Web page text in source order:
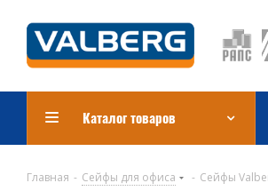
Каталог товаров
Главная - Сейфы для офиса - Сейфы